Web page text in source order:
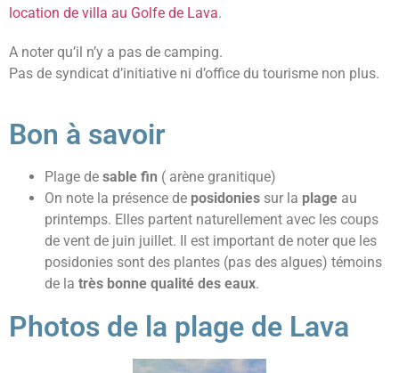
location de villa au Golfe de Lava.
A noter qu’il n’y a pas de camping.
Pas de syndicat d’initiative ni d’office du tourisme non plus.
Bon à savoir
Plage de sable fin ( arène granitique)
On note la présence de posidonies sur la plage au
printemps. Elles partent naturellement avec les coups
de vent de juin juillet. Il est important de noter que les
posidonies sont des plantes (pas des algues) témoins
de la très bonne qualité des eaux.
Photos de la plage de Lava